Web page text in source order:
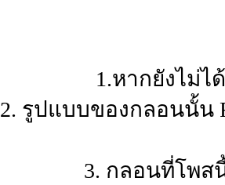
1.หากยังไม่
2. รูปแบบของกลอนนั้น
3. กลอนที่โพส